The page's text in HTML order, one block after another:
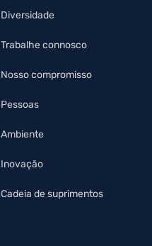
Diversidade
Trabalhe connosco
Nosso compromisso
Pessoas
Ambiente
Inovação
Cadeia de suprimentos